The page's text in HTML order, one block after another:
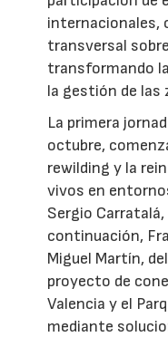
internacionales,
transversal
transformando
la gestión de las
La primera
octubre,
rewilding y la
vivos en
Sergio
continuación,
Miguel Martín,
proyecto de
Valencia y el
mediante